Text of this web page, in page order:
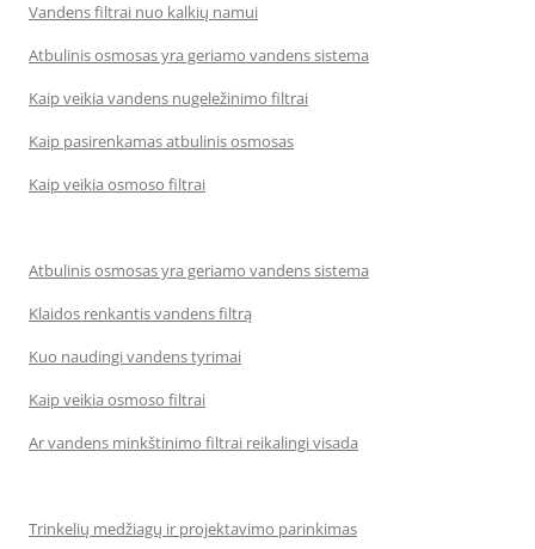
Vandens filtrai nuo kalkių namui
Atbulinis osmosas yra geriamo vandens sistema
Kaip veikia vandens nugeležinimo filtrai
Kaip pasirenkamas atbulinis osmosas
Kaip veikia osmoso filtrai
Atbulinis osmosas yra geriamo vandens sistema
Klaidos renkantis vandens filtrą
Kuo naudingi vandens tyrimai
Kaip veikia osmoso filtrai
Ar vandens minkštinimo filtrai reikalingi visada
Trinkelių medžiagų ir projektavimo parinkimas